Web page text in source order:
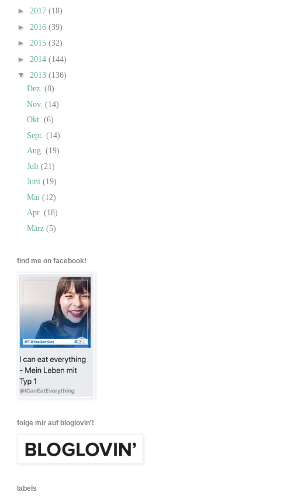
► 2017 (18)
► 2016 (39)
► 2015 (32)
► 2014 (144)
▼ 2013 (136)
Dez. (8)
Nov. (14)
Okt. (6)
Sept. (14)
Aug. (19)
Juli (21)
Juni (19)
Mai (12)
Apr. (18)
März (5)
find me on facebook!
folge mir auf bloglovin'!
labels